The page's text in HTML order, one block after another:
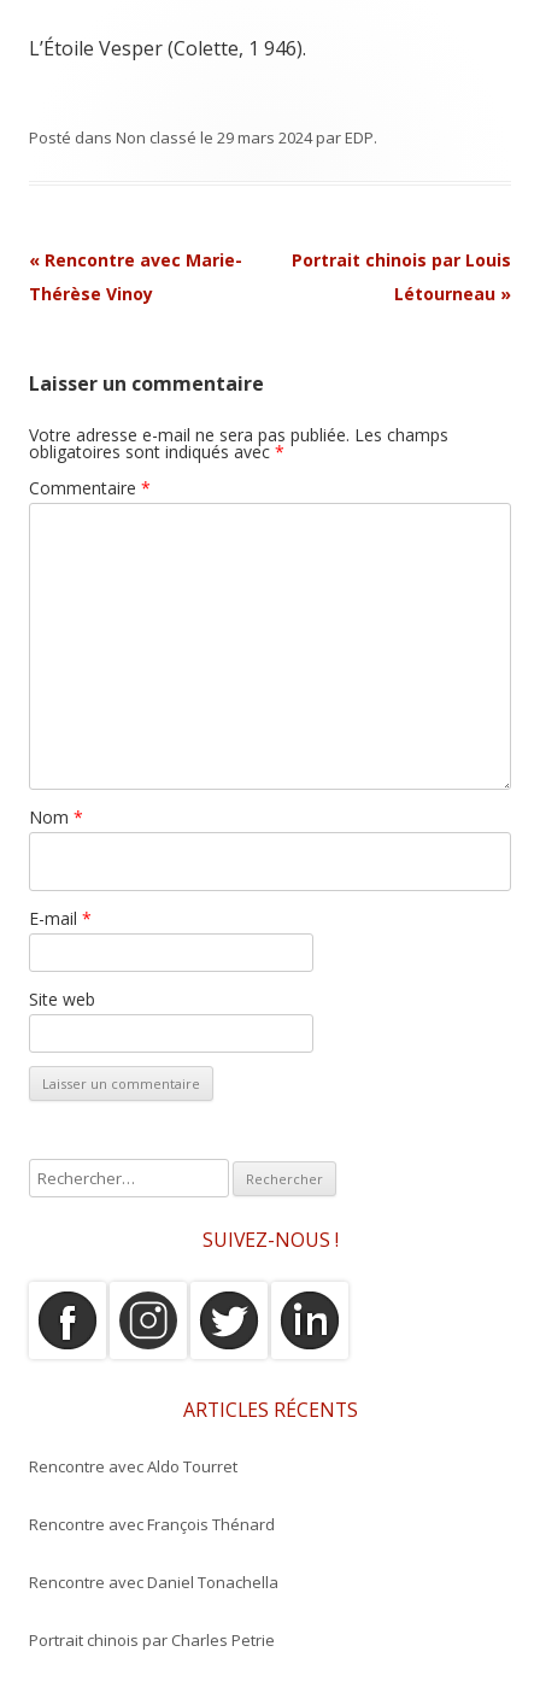
L’Étoile Vesper (Colette, 1 946).
Posté dans Non classé le 29 mars 2024parEDP.
Navigation
Article
« Rencontre avec Marie-
Thérèse Vinoy
Portrait chinois par Louis
Létourneau »
Laisser un commentaire
Votre adresse e-mail ne sera pas publiée. Les champs
obligatoires sont indiqués avec *
Commentaire *
Nom *
E-mail *
Site web
e
SUIVEZ-NOUS !
ARTICLES RÉCENTS
Rencontre avec Aldo Tourret
Rencontre avec François Thénard
Rencontre avec Daniel Tonachella
Portrait chinois par Charles Petrie